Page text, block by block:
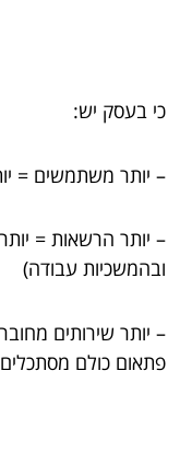
כי בעסק יש:
– יותר משתמשים =
– יותר הרשאות =
ובהמשכיות עבודה)
– יותר שירותים
פתאום כולם מסתכלים